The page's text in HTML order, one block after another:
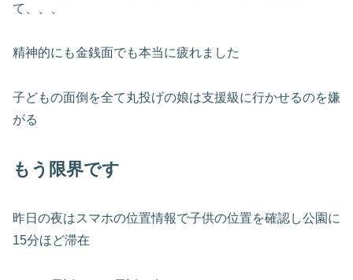
て、、、
精神的にも金銭面でも本当に疲れました
子どもの面倒を全て丸投げの娘は支援級に行かせるのを嫌
がる
もう限界です
昨日の夜はスマホの位置情報で子供の位置を確認し公園に
15分ほど滞在